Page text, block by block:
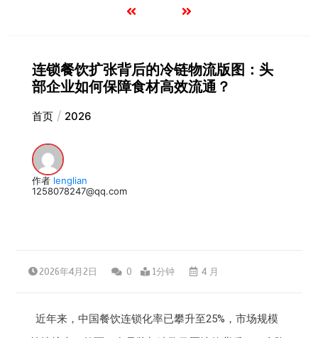
连锁餐饮扩张背后的冷链物流版图：头
部企业如何保障食材高效流通？
首页 2026
作者 lenglian
1258078247@qq.com
2026年4月2日 0 1分钟 4 月
近年来，中国餐饮连锁化率已攀升至25%，市场规模